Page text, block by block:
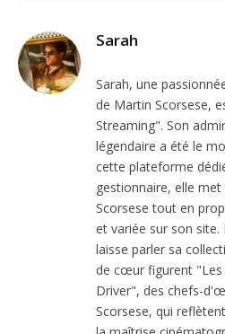
Sarah
Sarah, une
de Martin Scorsese,
Streaming". Son
légendaire a été le
cette plateforme
gestionnaire, elle
Scorsese tout en
et variée sur son
laisse parler sa
de cœur figurent
Driver", des chefs-
Scorsese, qui